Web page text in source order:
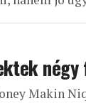
Makin